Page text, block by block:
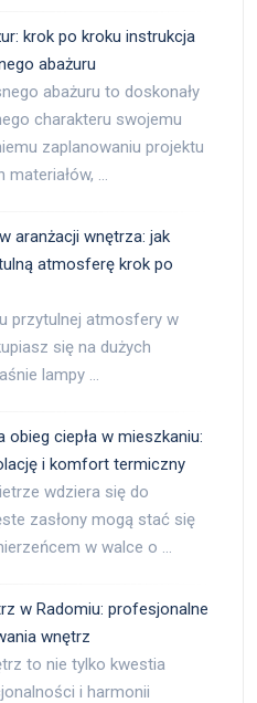
krok po kroku instrukcja
abażuru
abażuru to doskonały
charakteru swojemu
zaplanowaniu projektu
materiałów, …
aranżacji wnętrza: jak
atmosferę krok po
przytulnej atmosfery w
się na dużych
lampy …
obieg ciepła w mieszkaniu:
i komfort termiczny
wdziera się do
zasłony mogą stać się
w walce o …
w Radomiu: profesjonalne
wnętrz
to nie tylko kwestia
i harmonii